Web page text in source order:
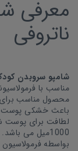
معرفی
ناتروفی
شامپو سروبدن
مناسب با
محصول مناسب
باعث خشکی پوست
لطافت برای پوست
1000میل می
بواسطه